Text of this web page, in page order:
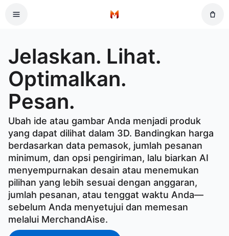
Beranda
Jelaskan. Lihat.
Optimalkan.
Pesan.
Ubah ide atau gambar Anda menjadi produk
yang dapat dilihat dalam 3D. Bandingkan harga
berdasarkan data pemasok, jumlah pesanan
minimum, dan opsi pengiriman, lalu biarkan AI
menyempurnakan desain atau menemukan
pilihan yang lebih sesuai dengan anggaran,
jumlah pesanan, atau tenggat waktu Anda—
sebelum Anda menyetujui dan memesan
melalui MerchandAise.